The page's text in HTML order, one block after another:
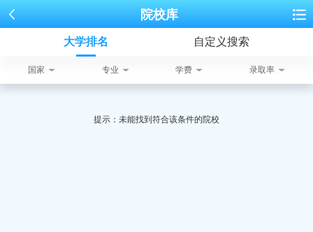
院校库
大学排名 自定义搜索
国家 专业 学费 录取率
提示：未能找到符合该条件的院校